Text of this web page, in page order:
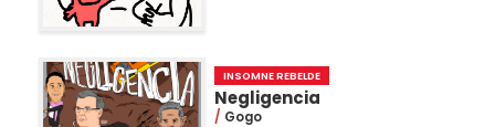
INSOMNE REBELDE
Negligencia
Gogo